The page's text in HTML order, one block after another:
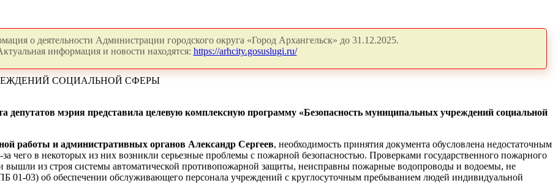
о деятельности Администрации городского округа «Город Архангельск» до 31.12.2025.
информация и новости находятся: https://arhcity.gosuslugi.ru/
СОЦИАЛЬНОЙ СФЕРЫ
депутатов мэрия представила целевую комплексную программу «Безопасность муниципальных учреждений социальной
работы и административных органов Александр Сергеев, необходимость принятия документа обусловлена недостаточным
в некоторых из них возникли серьезные проблемы с пожарной безопасностью. Проверками государственного пожарного
вышли из строя системы автоматической противопожарной защиты, неисправны пожарные водопроводы и водоемы, не
01-03) об обеспечении обслуживающего персонала учреждений с круглосуточным пребыванием людей индивидуальной